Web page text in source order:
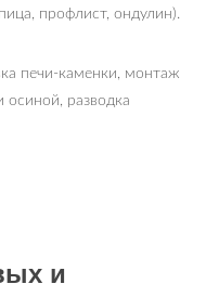
профлист, ондулин).
печи-каменки, монтаж
разводка
и